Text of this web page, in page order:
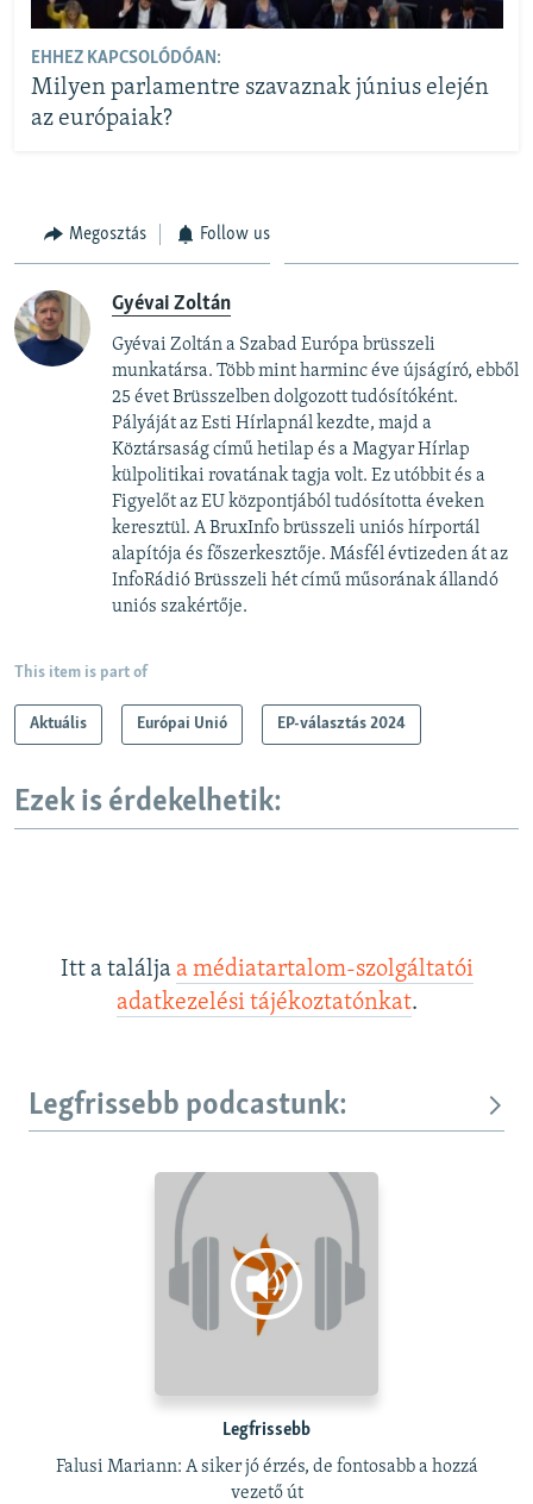
EHHEZ KAPCSOLÓDÓAN:
Milyen parlamentre szavaznak június elején
az európaiak?
Megosztás Follow us
Gyévai Zoltán
Gyévai Zoltán a Szabad Európa brüsszeli
munkatársa. Több mint harminc éve újságíró, ebből
25 évet Brüsszelben dolgozott tudósítóként.
Pályáját az Esti Hírlapnál kezdte, majd a
Köztársaság című hetilap és a Magyar Hírlap
külpolitikai rovatának tagja volt. Ez utóbbit és a
Figyelőt az EU központjából tudósította éveken
keresztül. A BruxInfo brüsszeli uniós hírportál
alapítója és főszerkesztője. Másfél évtizeden át az
InfoRádió Brüsszeli hét című műsorának állandó
uniós szakértője.
This item is part of
Aktuális Európai Unió EP-választás 2024
Ezek is érdekelhetik:
Itt a találja a médiatartalom-szolgáltatói
adatkezelési tájékoztatónkat.
Legfrissebb podcastunk:
Legfrissebb
Falusi Mariann: A siker jó érzés, de fontosabb a hozzá
vezető út